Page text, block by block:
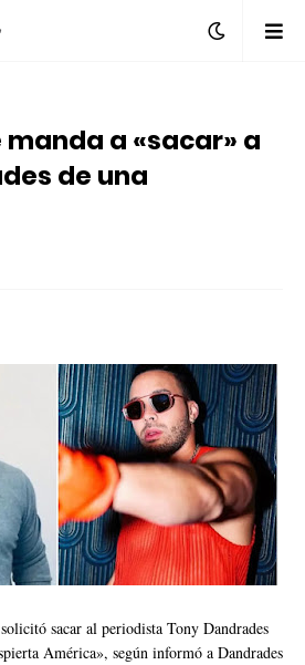
manda a «sacar» a
de una
sacar al periodista Tony Dandrades
América», según informó a Dandrades